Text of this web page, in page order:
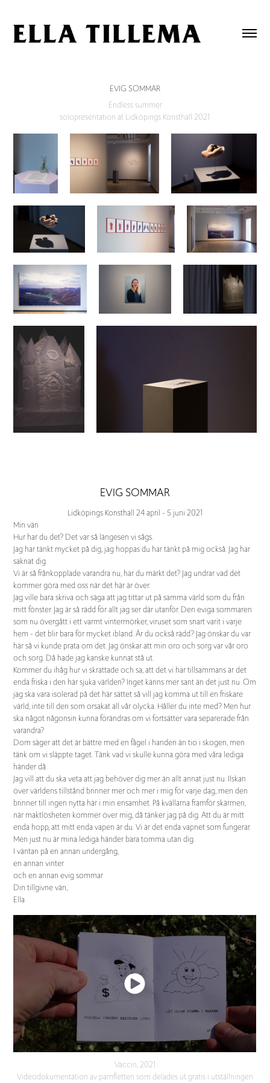
EVIG SOMMAR
Endless summer
solopresentation at Lidköpings Konsthall 2021
EVIG SOMMAR
Lidköpings Konsthall 24 april - 5 juni 2021
Min vän
Hur har du det? Det var så längesen vi sågs.
Jag har tänkt mycket på dig, jag hoppas du har tänkt på mig också. Jag har
saknat dig.
Vi är så frånkopplade varandra nu, har du märkt det? Jag undrar vad det
kommer göra med oss när det här är över.
Jag ville bara skriva och säga att jag tittar ut på samma värld som du från
mitt fönster. Jag är så rädd för allt jag ser där utanför. Den eviga sommaren
som nu övergått i ett varmt vintermörker, viruset som snart varit i varje
hem - det blir bara för mycket ibland. Är du också rädd? Jag önskar du var
här så vi kunde prata om det. Jag önskar att min oro och sorg var vår oro
och sorg. Då hade jag kanske kunnat stå ut.
Kommer du ihåg hur vi skrattade och sa, att det vi har tillsammans är det
enda friska i den här sjuka världen? Inget känns mer sant än det just nu. Om
jag ska vara isolerad på det här sättet så vill jag komma ut till en friskare
värld, inte till den som orsakat all vår olycka. Håller du inte med? Men hur
ska något någonsin kunna förändras om vi fortsätter vara separerade från
varandra?
Dom säger att det är bättre med en fågel i handen än tio i skogen, men
tänk om vi släppte taget. Tänk vad vi skulle kunna göra med våra lediga
händer då.
Jag vill att du ska veta att jag behöver dig mer än allt annat just nu. Ilskan
över världens tillstånd brinner mer och mer i mig för varje dag, men den
brinner till ingen nytta här i min ensamhet. På kvällarna framför skärmen,
när maktlösheten kommer över mig, då tänker jag på dig. Att du är mitt
enda hopp, att mitt enda vapen är du. Vi är det enda vapnet som fungerar.
Men just nu är mina lediga händer bara tomma utan dig.
I väntan på en annan undergång,
en annan vinter
och en annan evig sommar
Din tillgivne vän,
Ella
Vaccin, 2021
Videodokumentation av pamfletten som delades ut gratis i utställningen